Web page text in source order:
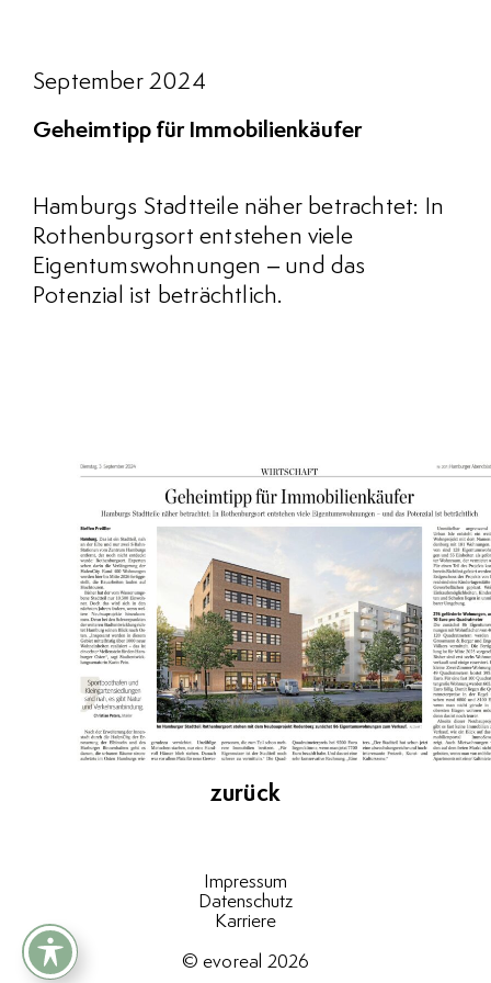
September 2024
Geheimtipp für Immobilienkäufer
Hamburgs Stadtteile näher betrachtet: In
Rothenburgsort entstehen viele
Eigentumswohnungen – und das
Potenzial ist beträchtlich.
zurück
Impressum
Datenschutz
Karriere
© evoreal 2026